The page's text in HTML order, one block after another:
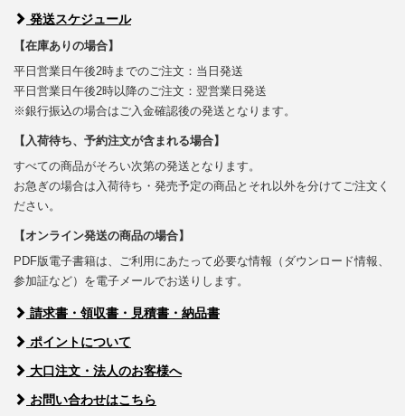
発送スケジュール
【在庫ありの場合】
平日営業日午後2時までのご注文：当日発送
平日営業日午後2時以降のご注文：翌営業日発送
※銀行振込の場合はご入金確認後の発送となります。
【入荷待ち、予約注文が含まれる場合】
すべての商品がそろい次第の発送となります。
お急ぎの場合は入荷待ち・発売予定の商品とそれ以外を分けてご注文く
ださい。
【オンライン発送の商品の場合】
PDF版電子書籍は、ご利用にあたって必要な情報（ダウンロード情報、
参加証など）を電子メールでお送りします。
請求書・領収書・見積書・納品書
ポイントについて
大口注文・法人のお客様へ
お問い合わせはこちら